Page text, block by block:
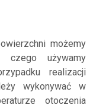
możemy
czego używamy
realizacji
wykonywać w
otoczenia